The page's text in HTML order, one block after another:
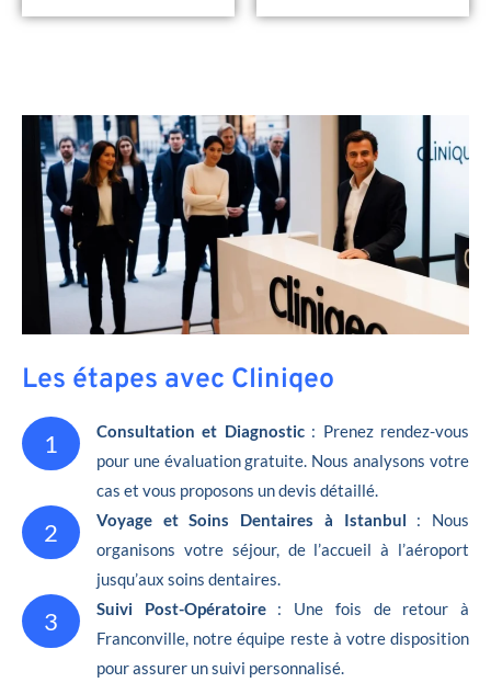
Les étapes avec Cliniqeo
1 Consultation et Diagnostic: Prenez rendez-vous
pour une évaluation gratuite. Nous analysons votre
cas et vous proposons un devis détaillé.
2 Voyage et Soins Dentaires à Istanbul : Nous
organisons votre séjour, de l’accueil à l’aéroport
jusqu’aux soins dentaires.
3 Suivi Post-Opératoire : Une fois de retour à
Franconville, notre équipe reste à votre disposition
pour assurer un suivi personnalisé.